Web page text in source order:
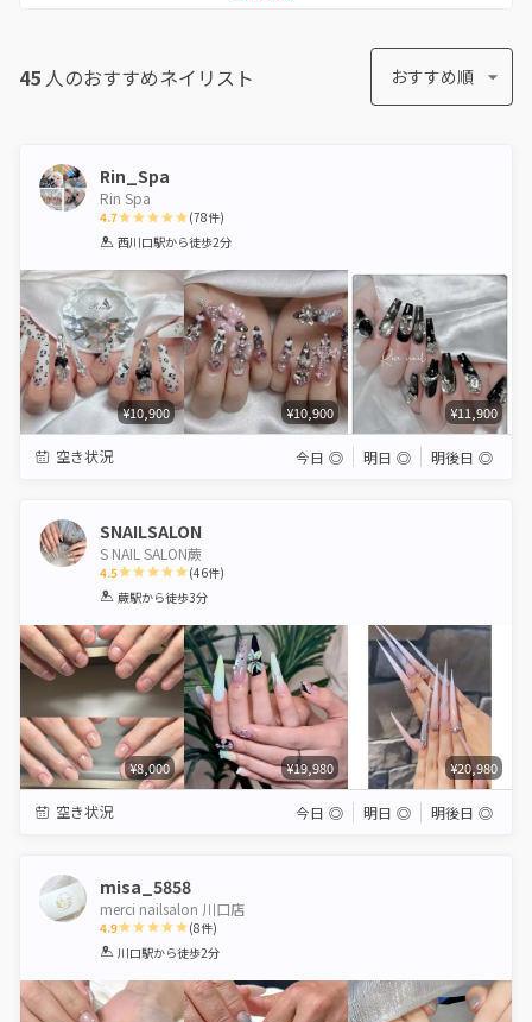
45 人のおすすめネイリスト おすすめ順
Rin_Spa
Rin Spa
4.7
1 2 3 4 5
(78件)
西川口駅から徒歩2分
¥10,900 ¥10,900 ¥11,900
空き状況 今日 ◎ 明日 ◎ 明後日 ◎
SNAILSALON
S NAIL SALON蕨
4.5
1 2 3 4 5
(46件)
蕨駅から徒歩3分
¥8,000 ¥19,980 ¥20,980
空き状況 今日 ◎ 明日 ◎ 明後日 ◎
misa_5858
merci nailsalon 川口店
4.9
1 2 3 4 5
(8件)
川口駅から徒歩2分